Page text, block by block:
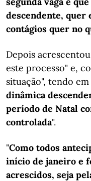
descendente, quer
contágios quer no
Depois
este processo" e,
situação", tendo
dinâmica
período de Natal
controlada".
"Como todos
início de janeiro e
acrescidos, seja